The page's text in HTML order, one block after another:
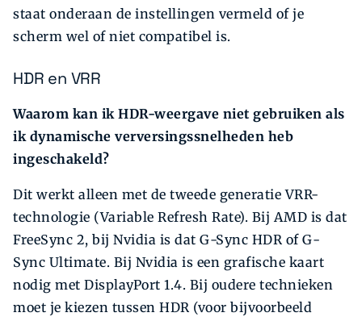
staat onderaan de instellingen vermeld of je
scherm wel of niet compatibel is.
HDR en VRR
Waarom kan ik HDR-weergave niet gebruiken als
ik dynamische verversingssnelheden heb
ingeschakeld?
Dit werkt alleen met de tweede generatie VRR-
technologie (Variable Refresh Rate). Bij AMD is dat
FreeSync 2, bij Nvidia is dat G-Sync HDR of G-
Sync Ultimate. Bij Nvidia is een grafische kaart
nodig met DisplayPort 1.4. Bij oudere technieken
moet je kiezen tussen HDR (voor bijvoorbeeld